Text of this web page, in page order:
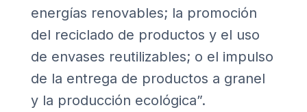
energías renovables; la promoción
del reciclado de productos y el uso
de envases reutilizables; o el impulso
de la entrega de productos a granel
y la producción ecológica”.